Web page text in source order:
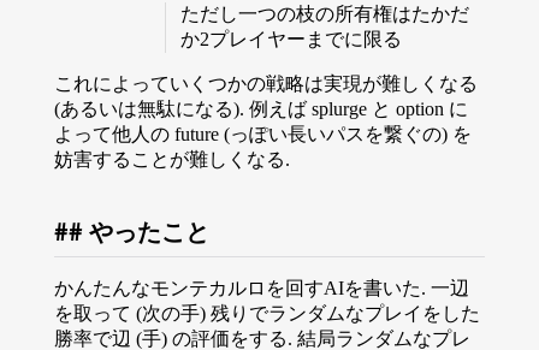
ただし一つの枝の所有権はたかだ
か2プレイヤーまでに限る
これによっていくつかの戦略は実現が難しくなる
(あるいは無駄になる). 例えば splurge と option に
よって他人の future (っぽい長いパスを繋ぐの) を
妨害することが難しくなる.
やったこと
かんたんなモンテカルロを回すAIを書いた. 一辺
を取って (次の手) 残りでランダムなプレイをした
勝率で辺 (手) の評価をする. 結局ランダムなプレ